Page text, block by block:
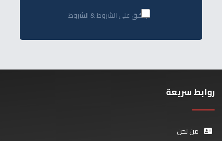
أوافق على الشروط & الشروط
روابط سريعة
من نحن